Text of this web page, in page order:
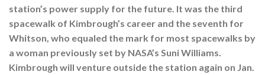
station’s power supply for the future. It was the third
spacewalk of Kimbrough’s career and the seventh for
Whitson, who equaled the mark for most spacewalks by
a woman previously set by NASA’s Suni Williams.
Kimbrough will venture outside the station again on Jan.